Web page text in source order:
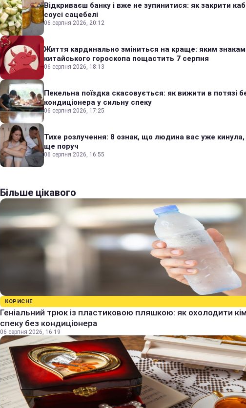
Відкриваєш банку і вже не зупинитися: як закрити
соусі сацебелі
06 серпня 2026, 20:12
Життя кардинально зміниться на краще: яким знакам
китайського гороскопа пощастить 7 серпня
06 серпня 2026, 18:13
Пекельна поїздка скасовується: як вижити в потязі
кондиціонера у сильну спеку
06 серпня 2026, 17:25
Тихе розлучення: 8 ознак, що людина вас уже кинула,
ще поруч
06 серпня 2026, 16:55
Більше цікавого
КОРИСНЕ
Геніальний трюк із пластиковою пляшкою: як охолодити
спеку без кондиціонера
06 серпня 2026, 16:19